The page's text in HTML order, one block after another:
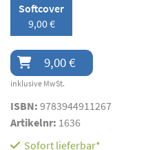
Softcover
9,00 €
9,00 €
inklusive MwSt.
ISBN: 9783944911267
Artikelnr: 1636
Sofort lieferbar*